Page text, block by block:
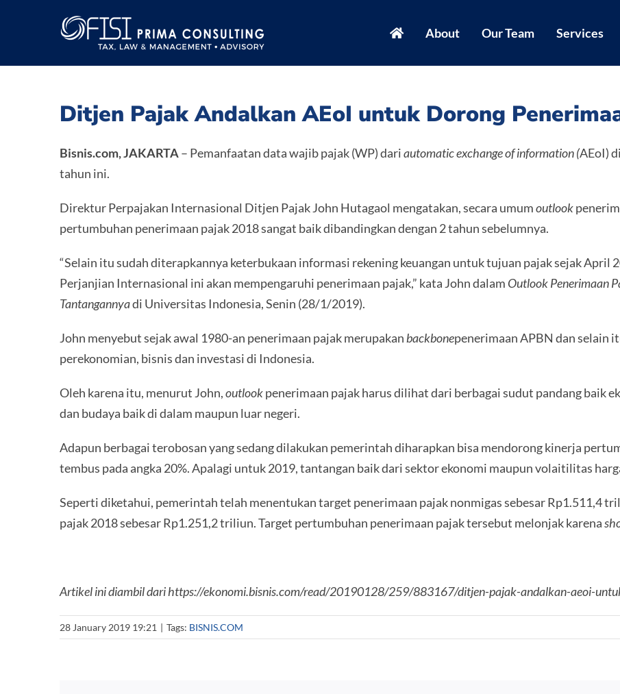
About Our Team Services
Ditjen Pajak Andalkan AEoI untuk Dorong
Bisnis.com,JAKARTA– Pemanfaatan data wajib pajak (WP) dariautomatic exchange of information (AEoI)
tahun ini.
Direktur Perpajakan Internasional Ditjen Pajak John Hutagaol mengatakan, secara umumoutlook
pertumbuhan penerimaan pajak 2018 sangat baik dibandingkan dengan 2 tahun sebelumnya.
“Selain itu sudah diterapkannya keterbukaan informasi rekening keuangan untuk tujuan pajak sejak April
Perjanjian Internasional ini akan mempengaruhi penerimaan pajak,” kata John dalam Outlook Penerimaan
Tantangannyadi Universitas Indonesia, Senin (28/1/2019).
John menyebut sejak awal 1980-an penerimaan pajak merupakanbackbonepenerimaan APBN dan selain
perekonomian, bisnis dan investasi di Indonesia.
Oleh karena itu, menurut John,outlookpenerimaan pajak harus dilihat dari berbagai sudut pandang baik
dan budaya baik di dalam maupun luar negeri.
Adapun berbagai terobosan yang sedang dilakukan pemerintah diharapkan bisa mendorong kinerja
tembus pada angka 20%. Apalagi untuk 2019, tantangan baik dari sektor ekonomi maupun volaitilitas
Seperti diketahui, pemerintah telah menentukan target penerimaan pajak nonmigas sebesar Rp1.511,4
pajak 2018 sebesar Rp1.251,2 triliun. Target pertumbuhan penerimaan pajak tersebut melonjak karena
Artikel ini diambil dari https://ekonomi.bisnis.com/read/20190128/259/883167/ditjen-pajak-andalkan-aeoi-
28 January 2019 19:21 | Tags: BISNIS.COM